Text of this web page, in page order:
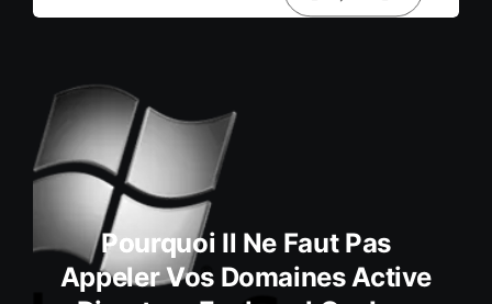
Pourquoi Il Ne Faut Pas
Appeler Vos Domaines Active